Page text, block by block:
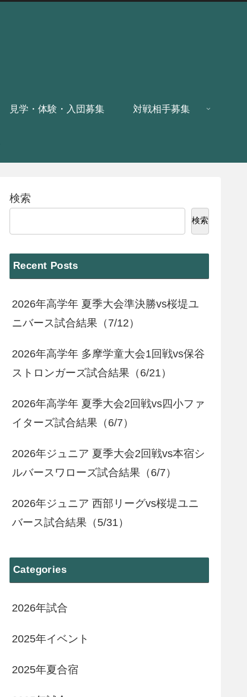
見学・体験・入団募集 対戦相手募集
検索
検索
Recent Posts
2026年高学年 夏季大会準決勝vs桜堤ユ
ニバース試合結果（7/12）
2026年高学年 多摩学童大会1回戦vs保谷
ストロンガーズ試合結果（6/21）
2026年高学年 夏季大会2回戦vs四小ファ
イターズ試合結果（6/7）
2026年ジュニア 夏季大会2回戦vs本宿シ
ルバースワローズ試合結果（6/7）
2026年ジュニア 西部リーグvs桜堤ユニ
バース試合結果（5/31）
Categories
2026年試合
2025年イベント
2025年夏合宿